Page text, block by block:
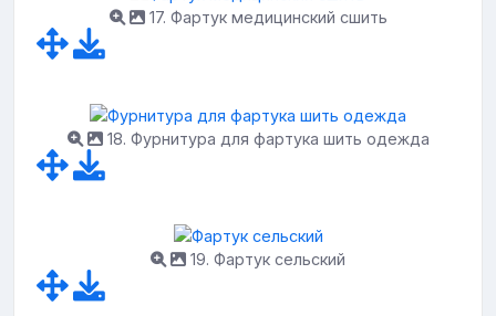
17. Фартук медицинский сшить
18. Фурнитура для фартука шить одежда
19. Фартук сельский